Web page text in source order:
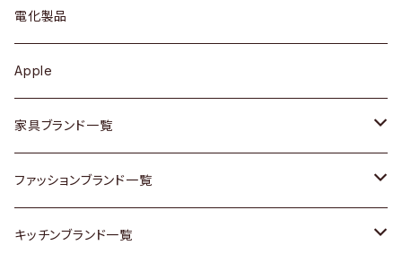
キュリオケース / 飾り棚
カップボード / 食器棚
チェスト
その他家具
Vintageヴィンテージ / Antiqueアンティーク
ワンピース
ボトムス
靴
スカーフ
腕時計
ケトル / ティーポット
鍋 / フライパン
Vintage / ヴィンテージ
銀製品
和物 / 作家物
ギター
ベース
その他楽器
電化製品
Apple
家具ブランド一覧
ACME Furniture / アクメ ファニチャー
ACTUS / アクタス
ファッションブランド一覧
agnes b / アニエス ベー
キッチンブランド一覧